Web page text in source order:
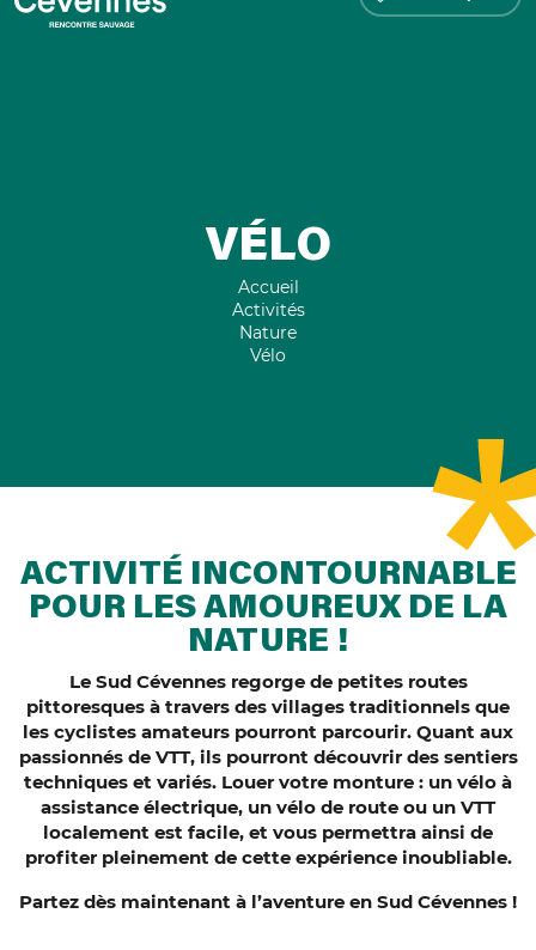
VÉLO
Accueil
Activités
Nature
Vélo
ACTIVITÉ INCONTOURNABLE
POUR LES AMOUREUX DE LA
NATURE !
Le Sud Cévennes regorge de petites routes
pittoresques à travers des villages traditionnels que
les cyclistes amateurs pourront parcourir. Quant aux
passionnés de VTT, ils pourront découvrir des sentiers
techniques et variés. Louer votre monture : un vélo à
assistance électrique, un vélo de route ou un VTT
localement est facile, et vous permettra ainsi de
profiter pleinement de cette expérience inoubliable.
Partez dès maintenant à l’aventure en Sud Cévennes !